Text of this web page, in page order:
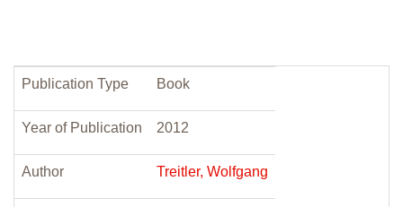
Publication Type Book
Year of Publication 2012
Author Treitler, Wolfgang